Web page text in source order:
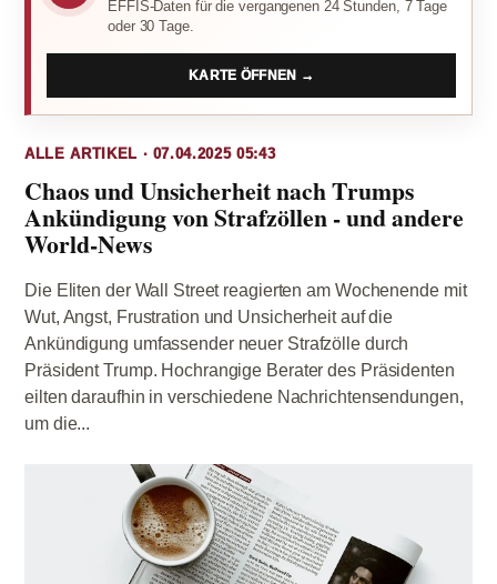
EFFIS-Daten für die vergangenen 24 Stunden, 7 Tage
oder 30 Tage.
KARTE ÖFFNEN →
ALLE ARTIKEL · 07.04.2025 05:43
Chaos und Unsicherheit nach Trumps
Ankündigung von Strafzöllen - und andere
World-News
Die Eliten der Wall Street reagierten am Wochenende mit
Wut, Angst, Frustration und Unsicherheit auf die
Ankündigung umfassender neuer Strafzölle durch
Präsident Trump. Hochrangige Berater des Präsidenten
eilten daraufhin in verschiedene Nachrichtensendungen,
um die...